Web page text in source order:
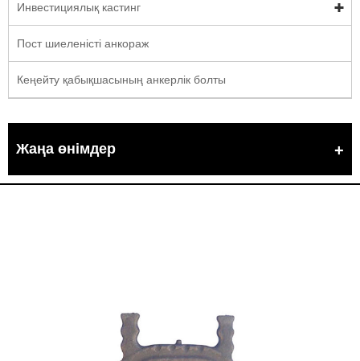
Инвестициялық кастинг
Пост шиеленісті анкораж
Кеңейту қабықшасының анкерлік болты
Жаңа өнімдер